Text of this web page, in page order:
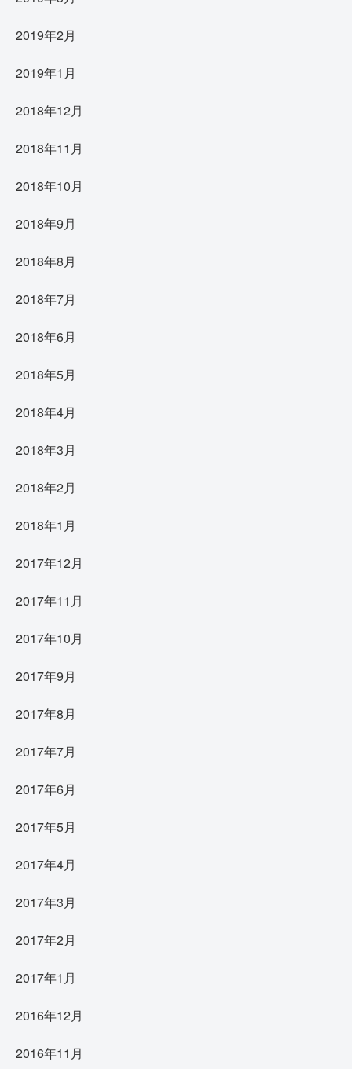
2019年2月
2019年1月
2018年12月
2018年11月
2018年10月
2018年9月
2018年8月
2018年7月
2018年6月
2018年5月
2018年4月
2018年3月
2018年2月
2018年1月
2017年12月
2017年11月
2017年10月
2017年9月
2017年8月
2017年7月
2017年6月
2017年5月
2017年4月
2017年3月
2017年2月
2017年1月
2016年12月
2016年11月